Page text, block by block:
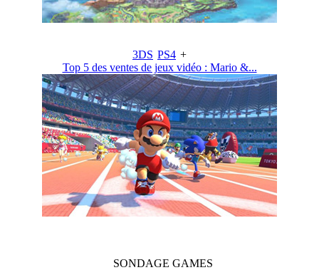
3DS PS4 +
Top 5 des ventes de jeux vidéo : Mario &...
SONDAGE GAMES